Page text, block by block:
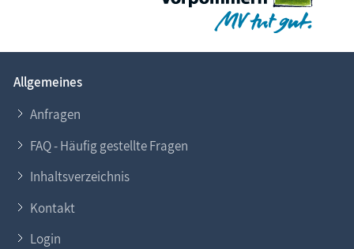
Allgemeines
Anfragen
FAQ - Häufig gestellte Fragen
Inhaltsverzeichnis
Kontakt
Login